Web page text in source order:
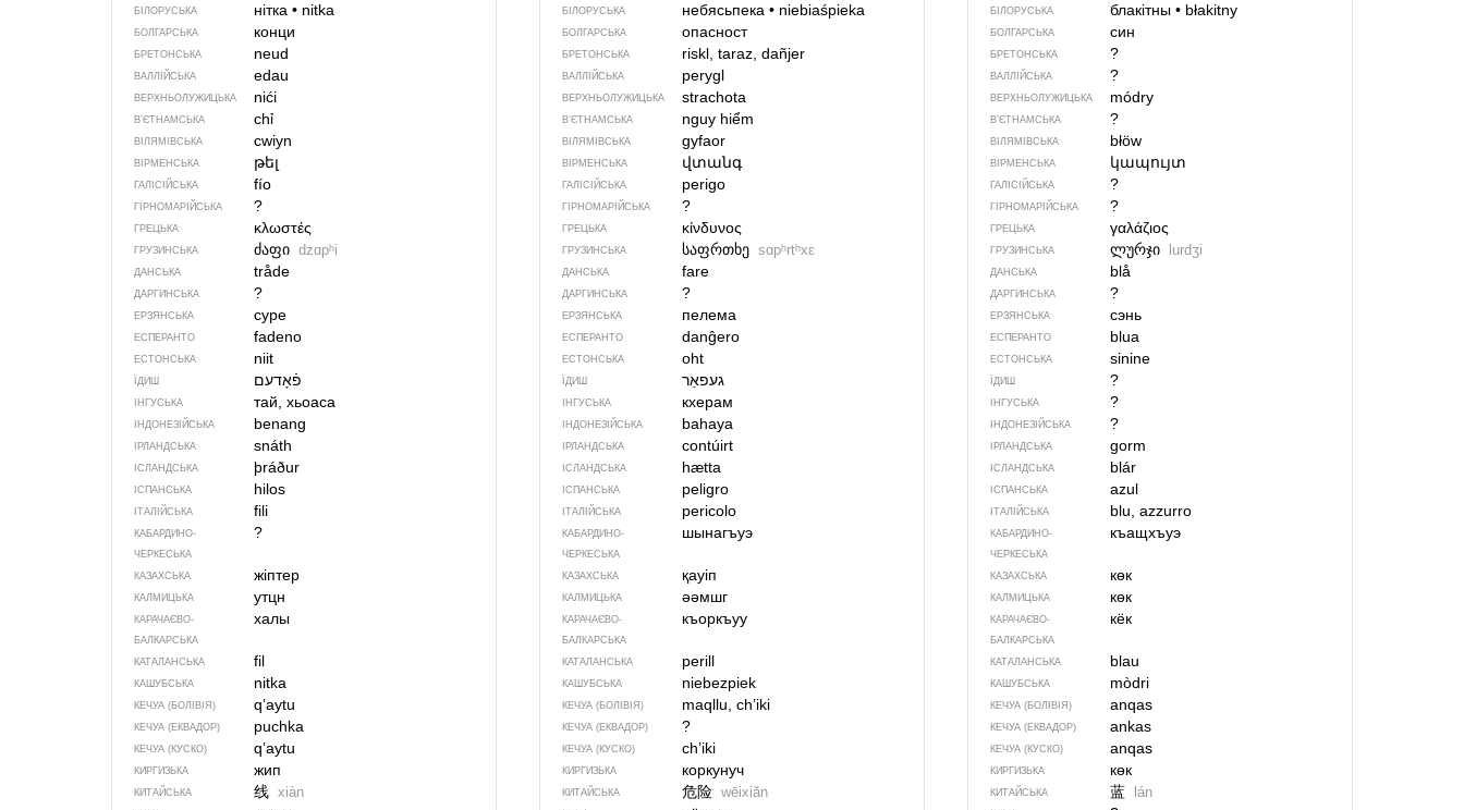
БІЛОРУСЬКА нітка •nitka
БОЛГАРСЬКА конци
БРЕТОНСЬКА neud
ВАЛЛІЙСЬКА edau
ВЕРХНЬОЛУЖИЦЬКА nići
В’ЄТНАМСЬКА chỉ
ВІЛЯМІВСЬКА cwiyn
ВІРМЕНСЬКА թել
ГАЛІСІЙСЬКА fío
ГІРНОМАРІЙСЬКА ?
ГРЕЦЬКА κλωστές
ГРУЗИНСЬКА ძაფი dzɑpʰi
ДАНСЬКА tråde
ДАРГИНСЬКА ?
ЕРЗЯНСЬКА суре
ЕСПЕРАНТО fadeno
ЕСТОНСЬКА niit
ЇДИШ
ІНГУСЬКА тай, хьоаса
ІНДОНЕЗІЙСЬКА benang
ІРЛАНДСЬКА snáth
ІСЛАНДСЬКА þráður
ІСПАНСЬКА hilos
ІТАЛІЙСЬКА fili
КАБАРДИНО-
ЧЕРКЕСЬКА
?
КАЗАХСЬКА жіптер
КАЛМИЦЬКА утцн
КАРАЧАЄВО-
БАЛКАРСЬКА
халы
КАТАЛАНСЬКА fil
КАШУБСЬКА nitka
КЕЧУА (БОЛІВІЯ) q’aytu
КЕЧУА (ЕКВАДОР) puchka
КЕЧУА (КУСКО) q’aytu
КИРГИЗЬКА жип
КИТАЙСЬКА 线 xiàn
БІЛОРУСЬКА небясьпека • niebiaśpieka
БОЛГАРСЬКА опасност
БРЕТОНСЬКА riskl, taraz, dañjer
ВАЛЛІЙСЬКА perygl
ВЕРХНЬОЛУЖИЦЬКА strachota
В’ЄТНАМСЬКА nguy hiểm
ВІЛЯМІВСЬКА gyfaor
ВІРМЕНСЬКА վտանգ
ГАЛІСІЙСЬКА perigo
ГІРНОМАРІЙСЬКА ?
ГРЕЦЬКА κίνδυνος
ГРУЗИНСЬКА საფრთხე sɑpʰrtʰxɛ
ДАНСЬКА fare
ДАРГИНСЬКА ?
ЕРЗЯНСЬКА пелема
ЕСПЕРАНТО danĝero
ЕСТОНСЬКА oht
ЇДИШ
ІНГУСЬКА кхерам
ІНДОНЕЗІЙСЬКА bahaya
ІРЛАНДСЬКА contúirt
ІСЛАНДСЬКА hætta
ІСПАНСЬКА peligro
ІТАЛІЙСЬКА pericolo
КАБАРДИНО-
ЧЕРКЕСЬКА
шынагъуэ
КАЗАХСЬКА қауіп
КАЛМИЦЬКА әәмшг
КАРАЧАЄВО-
БАЛКАРСЬКА
къоркъуу
КАТАЛАНСЬКА perill
КАШУБСЬКА niebezpiek
КЕЧУА (БОЛІВІЯ) maqllu, ch’iki
КЕЧУА (ЕКВАДОР) ?
КЕЧУА (КУСКО) ch’iki
КИРГИЗЬКА коркунуч
КИТАЙСЬКА 危险 wēixiǎn
БІЛОРУСЬКА блакітны• błakitny
БОЛГАРСЬКА син
БРЕТОНСЬКА ?
ВАЛЛІЙСЬКА ?
ВЕРХНЬОЛУЖИЦЬКА módry
В’ЄТНАМСЬКА ?
ВІЛЯМІВСЬКА błöw
ВІРМЕНСЬКА կապույտ
ГАЛІСІЙСЬКА ?
ГІРНОМАРІЙСЬКА ?
ГРЕЦЬКА γαλάζιος
ГРУЗИНСЬКА ლურჯი lurdʒi
ДАНСЬКА blå
ДАРГИНСЬКА ?
ЕРЗЯНСЬКА сэнь
ЕСПЕРАНТО blua
ЕСТОНСЬКА sinine
ЇДИШ ?
ІНГУСЬКА ?
ІНДОНЕЗІЙСЬКА ?
ІРЛАНДСЬКА gorm
ІСЛАНДСЬКА blár
ІСПАНСЬКА azul
ІТАЛІЙСЬКА blu, azzurro
КАБАРДИНО-
ЧЕРКЕСЬКА
къащхъуэ
КАЗАХСЬКА көк
КАЛМИЦЬКА көк
КАРАЧАЄВО-
БАЛКАРСЬКА
кёк
КАТАЛАНСЬКА blau
КАШУБСЬКА mòdri
КЕЧУА (БОЛІВІЯ) anqas
КЕЧУА (ЕКВАДОР) ankas
КЕЧУА (КУСКО) anqas
КИРГИЗЬКА көк
КИТАЙСЬКА 蓝 lán